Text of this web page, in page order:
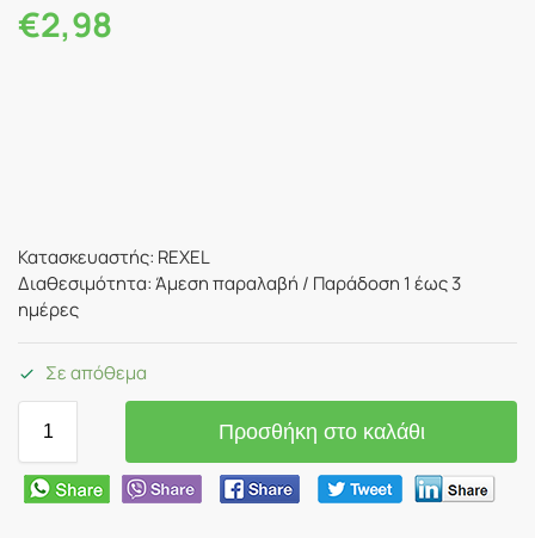
€2,98
Κατασκευαστής: REXEL
Διαθεσιμότητα: Άμεση παραλαβή / Παράδoση 1 έως 3
ημέρες
Σε απόθεμα
Προσθήκη στο καλάθι